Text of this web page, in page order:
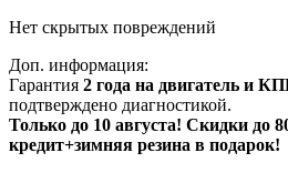
Нет скрытых повреждений
Доп. информация:
Гарантия 2 года на двигатель и
подтверждено диагностикой.
Только до 10 августа! Скидки до
кредит+зимняя резина в подарок!